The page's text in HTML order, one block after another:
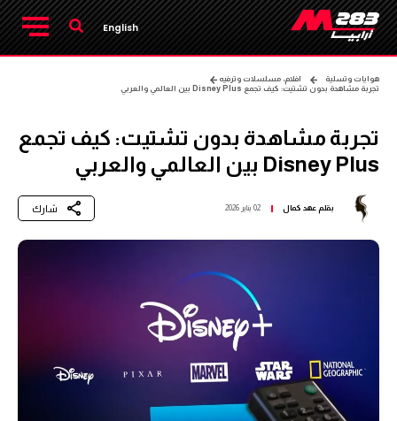
English
هوايات وتسلية
افلام، مسلسلات وترفيه
تجربة مشاهدة بدون تشتيت: كيف تجمع Disney Plus بين العالمي والعربي
تجربة مشاهدة بدون تشتيت: كيف تجمع
Disney Plus بين العالمي والعربي
بقلمعهد كمال 02 يناير 2026 شارك